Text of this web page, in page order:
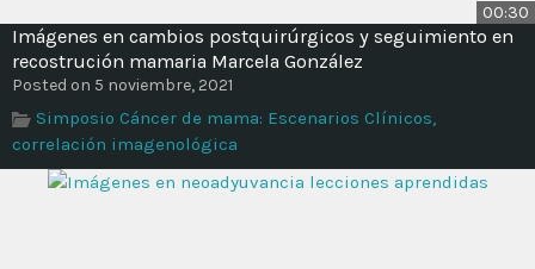
00:30
Imágenes en cambios postquirúrgicos y seguimiento en
recostrución mamaria Marcela González
Posted on 5 noviembre, 2021
Simposio Cáncer de mama: Escenarios Clínicos,
correlación imagenológica